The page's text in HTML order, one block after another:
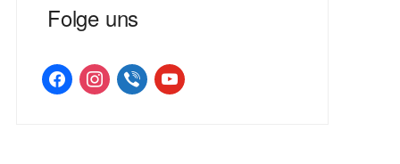
Folge uns
facebookinstagramviber youtube